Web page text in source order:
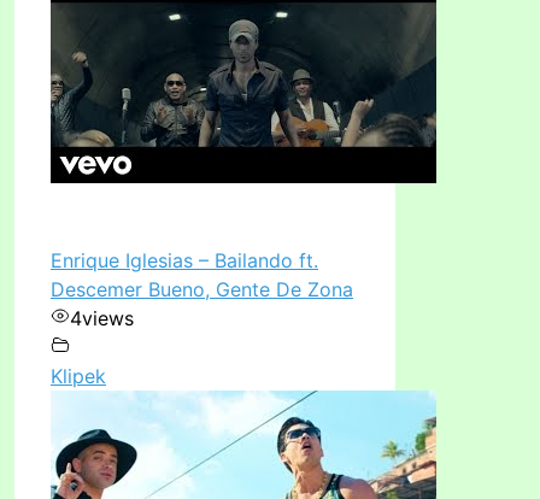
Enrique Iglesias – Bailando ft.
Descemer Bueno, Gente De Zona
4views
Klipek